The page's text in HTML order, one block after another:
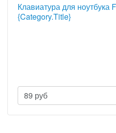
Клавиатура для ноутбука
{Category.Title}
89 руб